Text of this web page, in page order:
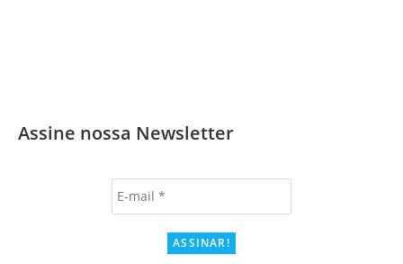
Assine nossa Newsletter